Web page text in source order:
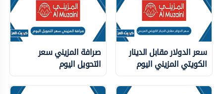
سعر الدولار مقابل الدينار
الكويتي المزيني اليوم
صرافة المزيني سعر
التحويل اليوم